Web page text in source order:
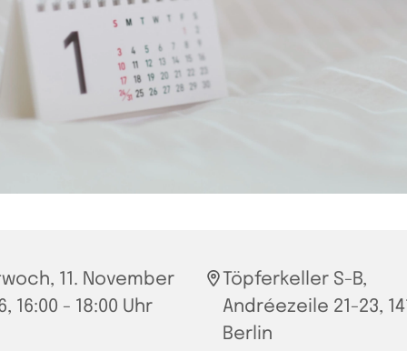
11. November
16:00 - 18:00 Uhr
Töpferkeller S-B,
Andréezeile 21-23,
Berlin